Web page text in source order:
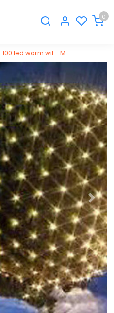
0
led warm wit - M